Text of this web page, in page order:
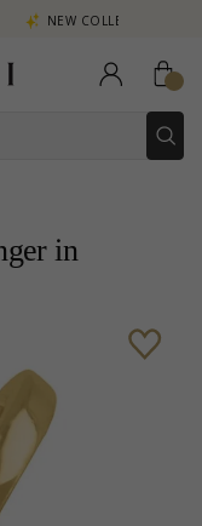
COLLECTION | AURA
in